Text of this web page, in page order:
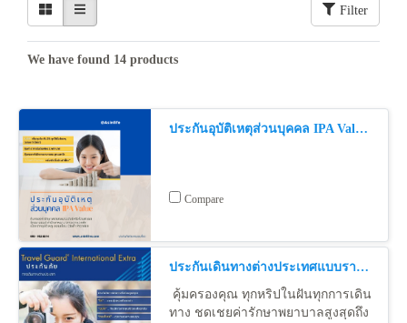
Filter
We have found 14 products
ประกันอุบัติเหตุส่วนบุคคล IPA Value - IPA Value Plus
Compare
ประกันเดินทางต่างประเทศแบบรายปี (Travel Guard Internationa Extra )
คุ้มครองคุณ ทุกหริปในฝันทุกการเดิน
ทาง ชดเชยค่ารักษาพยาบาลสูงสุดถึง